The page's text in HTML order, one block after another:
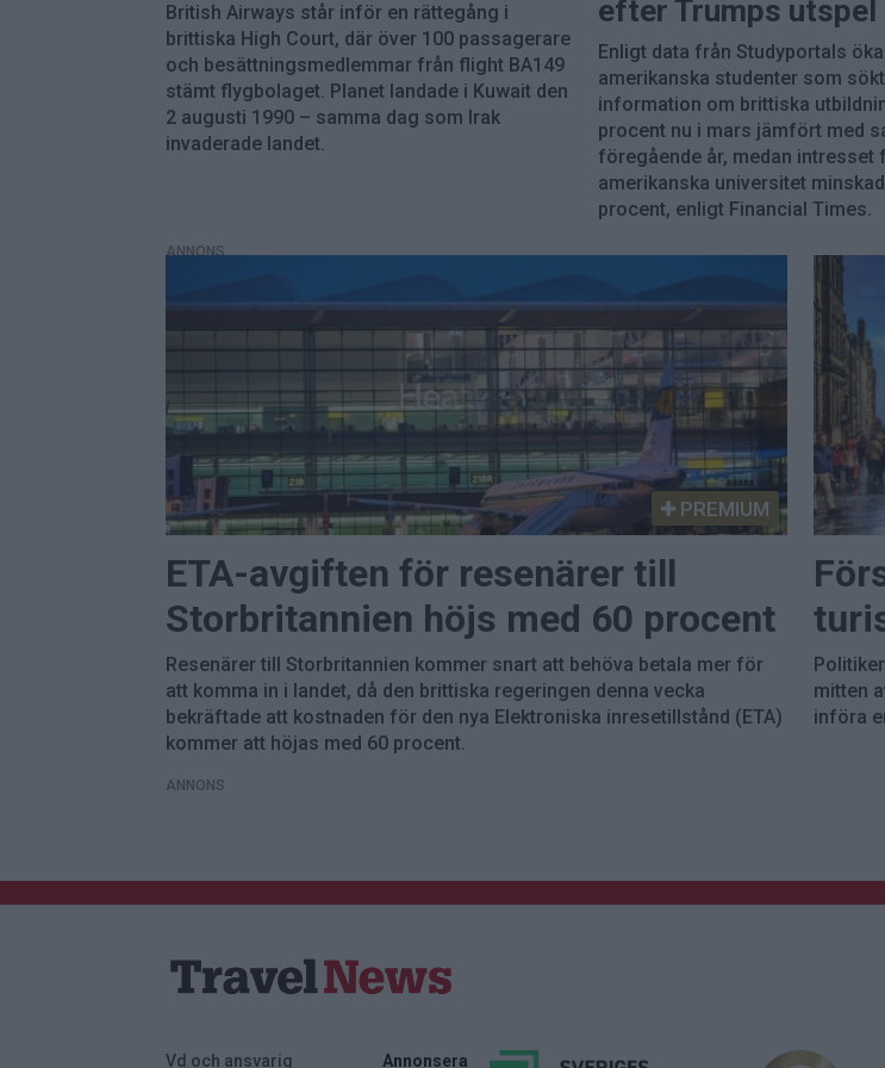
British Airways står inför en rättegång i
brittiska High Court, där över 100 passagerare
och besättningsmedlemmar från flight BA149
stämt flygbolaget. Planet landade i Kuwait den
2 augusti 1990 – samma dag som Irak
invaderade landet.
efter Trumps utspel
Enligt data från Studyportals
amerikanska studenter som
information om brittiska
procent nu i mars jämfört med
föregående år, medan intresset
amerikanska universitet
procent, enligt Financial Times.
ANNONS
PREMIUM
ETA-avgiften för resenärer till
Storbritannien höjs med 60 procent
Resenärer till Storbritannien kommer snart att behöva betala mer för
att komma in i landet, då den brittiska regeringen denna vecka
bekräftade att kostnaden för den nya Elektroniska inresetillstånd (ETA)
kommer att höjas med 60 procent.
mitten
införa
ANNONS
Vd och ansvarig Annonsera